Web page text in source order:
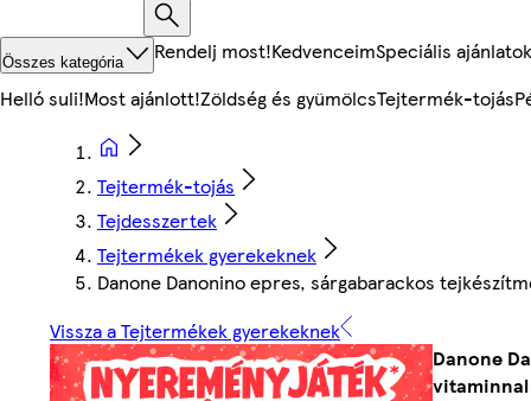
Összes kategória Rendelj most!KedvenceimSpeciális ajánlatok
Helló suli!Most ajánlott!Zöldség és gyümölcsTejtermék-tojás
Tejtermék-tojás
Tejdesszertek
Tejtermékek gyerekeknek
Danone Danonino epres, sárgabarackos
Vissza a Tejtermékek gyerekeknek
Danone
vitaminnal